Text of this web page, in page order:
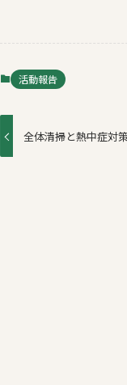
活動報告
全体清掃と熱中症対